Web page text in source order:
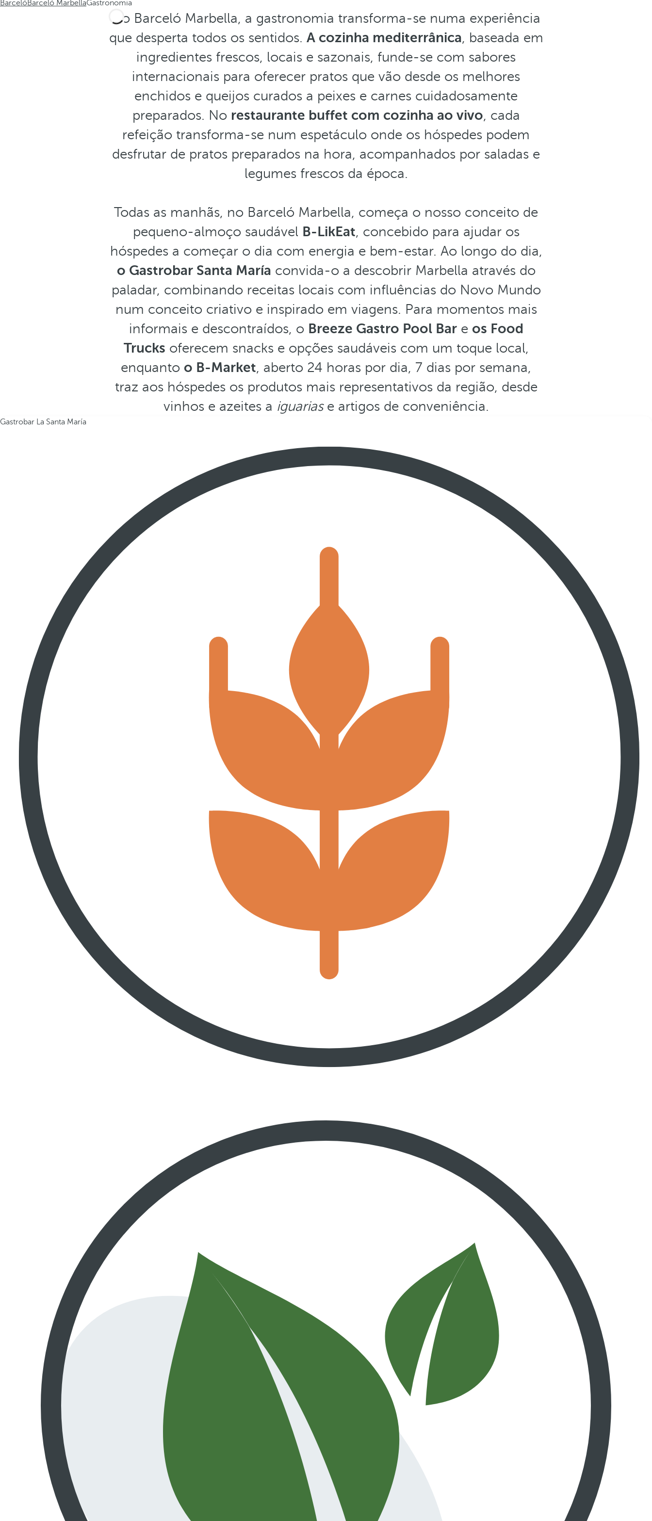
BarcelóBarceló MarbellaGastronomia
No Barceló Marbella, a gastronomia transforma-se numa experiência
que desperta todos os sentidos. A cozinha mediterrânica, baseada em
ingredientes frescos, locais e sazonais, funde-se com sabores
internacionais para oferecer pratos que vão desde os melhores
enchidos e queijos curados a peixes e carnes cuidadosamente
preparados. No restaurante buffet com cozinha ao vivo, cada
refeição transforma-se num espetáculo onde os hóspedes podem
desfrutar de pratos preparados na hora, acompanhados por saladas e
legumes frescos da época.
Todas as manhãs, no Barceló Marbella, começa o nosso conceito de
pequeno-almoço saudável B-LikEat, concebido para ajudar os
hóspedes a começar o dia com energia e bem-estar. Ao longo do dia,
o Gastrobar Santa María convida-o a descobrir Marbella através do
paladar, combinando receitas locais com influências do Novo Mundo
num conceito criativo e inspirado em viagens. Para momentos mais
informais e descontraídos, o Breeze Gastro Pool Bare os Food
Trucks oferecem snacks e opções saudáveis com um toque local,
enquanto o B-Market, aberto 24 horas por dia, 7 dias por semana,
traz aos hóspedes os produtos mais representativos da região, desde
vinhos e azeites a iguariase artigos de conveniência.
Gastrobar La Santa María